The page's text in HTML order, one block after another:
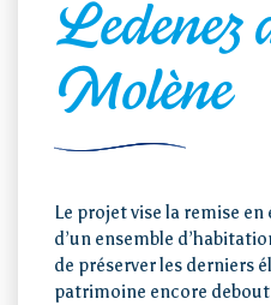
Ledenez
Molène
Le projet vise la remise
d’un ensemble
de préserver les derniers
patrimoine encore